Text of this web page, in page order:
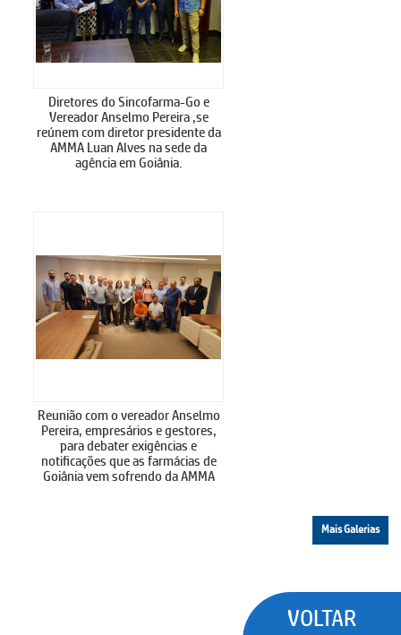
Diretores do Sincofarma-Go e
Vereador Anselmo Pereira ,se
reúnem com diretor presidente da
AMMA Luan Alves na sede da
agência em Goiânia.
Reunião com o vereador Anselmo
Pereira, empresários e gestores,
para debater exigências e
notificações que as farmácias de
Goiânia vem sofrendo da AMMA
Mais Galerias
VOLTAR